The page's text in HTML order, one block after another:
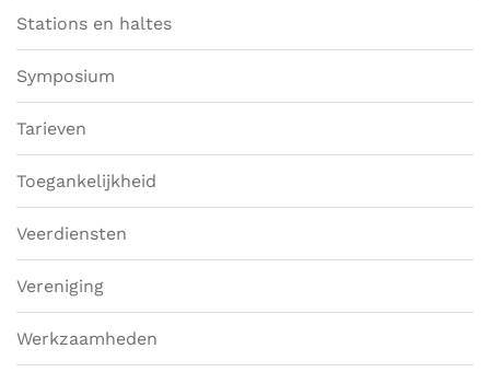
Stations en haltes
Symposium
Tarieven
Toegankelijkheid
Veerdiensten
Vereniging
Werkzaamheden